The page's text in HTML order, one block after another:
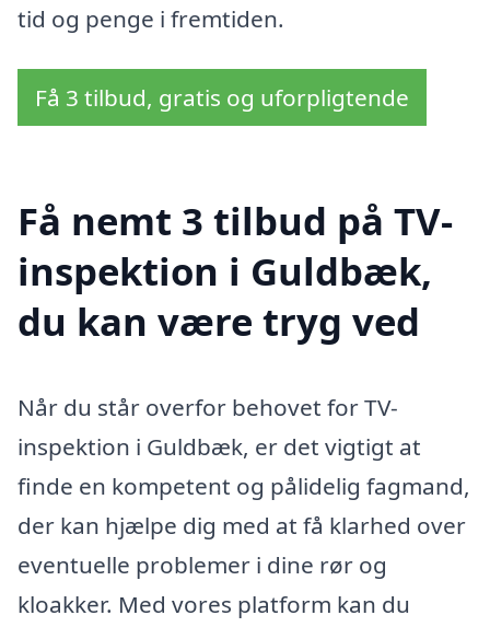
tid og penge i fremtiden.
Få 3 tilbud, gratis og uforpligtende
Få nemt 3 tilbud på TV-
inspektion i Guldbæk,
du kan være tryg ved
Når du står overfor behovet for TV-
inspektion i Guldbæk, er det vigtigt at
finde en kompetent og pålidelig fagmand,
der kan hjælpe dig med at få klarhed over
eventuelle problemer i dine rør og
kloakker. Med vores platform kan du